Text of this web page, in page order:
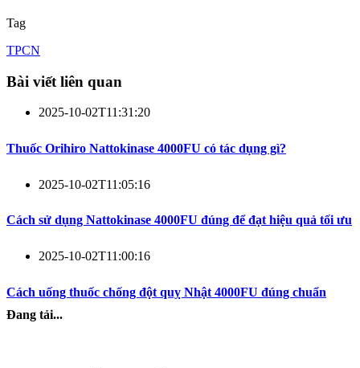
Tag
TPCN
Bài viết liên quan
2025-10-02T11:31:20
Thuốc Orihiro Nattokinase 4000FU có tác dụng gì?
2025-10-02T11:05:16
Cách sử dụng Nattokinase 4000FU đúng để đạt hiệu quả tối ưu
2025-10-02T11:00:16
Cách uống thuốc chống đột quỵ Nhật 4000FU đúng chuẩn
Đang tải...